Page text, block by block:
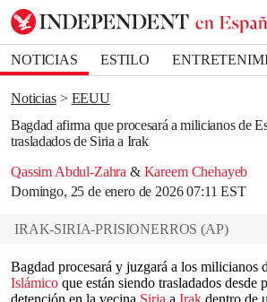
NOTICIAS ESTILO
DEPORTES
Noticias
EEUU
Bagdad afirma que procesará a milicianos de
trasladados de Siria a Irak
Qassim Abdul-Zahra & Kareem Chehayeb
Domingo, 25 de enero de 2026 07:11 EST
Bookmark popover
Removed from bookmarks
Close popover
IRAK-SIRIA-PRISIONERROS (AP)
Bagdad procesará y juzgará a los milicianos
Islámico que están siendo trasladados desde
detención en la vecina Siria a Irak dentro de